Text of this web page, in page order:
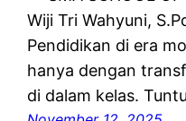
Wiji Tri Wahyuni,
Pendidikan di era
hanya dengan
di dalam kelas.